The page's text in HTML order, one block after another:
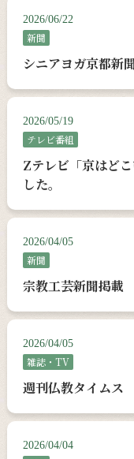
2026/06/22
新聞
シニアヨガ京都新
2026/05/19
テレビ番組
Zテレビ「京はど
した。
2026/04/05
新聞
宗教工芸新聞掲載
2026/04/05
雑誌・TV
週刊仏教タイムス
2026/04/04